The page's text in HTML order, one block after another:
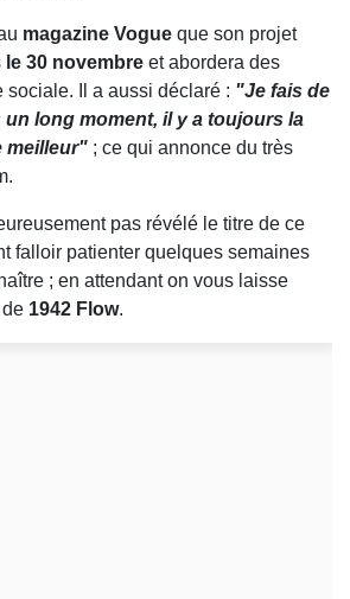
magazine Vogue que son projet
le 30 novembre et abordera des
sociale. Il a aussi déclaré : "Je fais de
long moment, il y a toujours la
meilleur" ; ce qui annonce du très
pas révélé le titre de ce
falloir patienter quelques semaines
; en attendant on vous laisse
1942 Flow.